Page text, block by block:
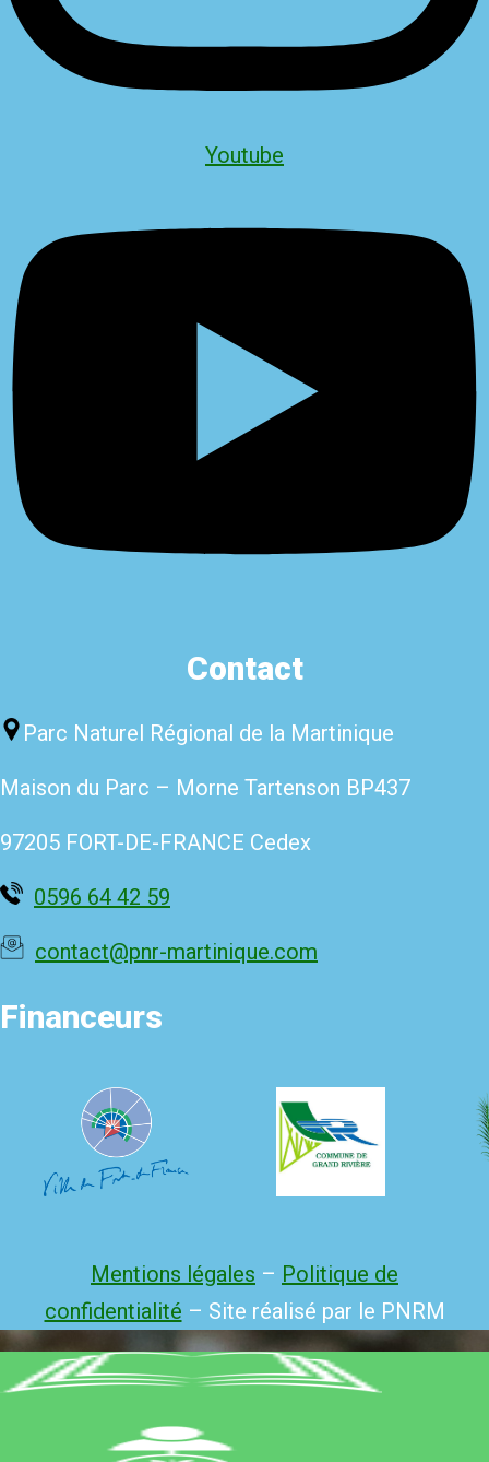
Youtube
Contact
Parc Naturel Régional de la Martinique
Maison du Parc – Morne Tartenson BP437
97205 FORT-DE-FRANCE Cedex
0596 64 42 59
contact@pnr-martinique.com
Financeurs
Mentions légales – Politique de
confidentialité – Site réalisé par le PNRM